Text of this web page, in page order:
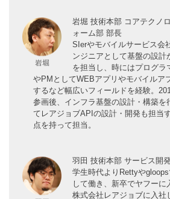
岩堀 技術本部 コアテクノ
ォーム部 部長
SIerやモバイルサービス会
ンジニアとして基盤の設計
を担当し、時にはプログラ
やPMとしてWEBアプリやモバイルア
するなど幅広いフィールドを経験。
参画後、インフラ基盤の設計・構築を
てレアジョブAPIの設計・開発も担当
点を持って担当。
羽田 技術本部 サービス開
学生時代よりRettyや
して働き、新卒でヤフーに
株式会社レアジョブに入社